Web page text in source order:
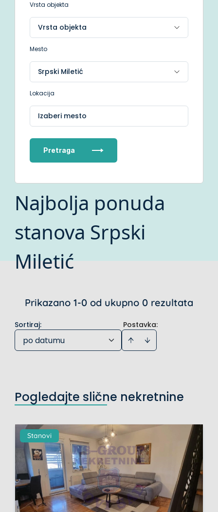
Vrsta objekta
Mesto
Lokacija
Izaberi mesto
Pretraga
Najbolja ponuda
stanova Srpski
Miletić
Prikazano 1-0 od ukupno 0 rezultata
Postavka:
Sortiraj:
po datumu
Pogledajte slične nekretnine
Stanovi